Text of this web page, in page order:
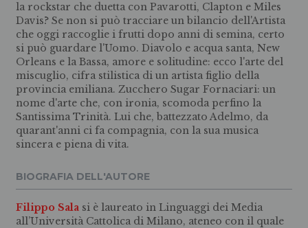
la rockstar che duetta con Pavarotti, Clapton e Miles
Davis? Se non si può tracciare un bilancio dell'Artista
che oggi raccoglie i frutti dopo anni di semina, certo
si può guardare l'Uomo. Diavolo e acqua santa, New
Orleans e la Bassa, amore e solitudine: ecco l'arte del
miscuglio, cifra stilistica di un artista figlio della
provincia emiliana. Zucchero Sugar Fornaciari: un
nome d'arte che, con ironia, scomoda perfino la
Santissima Trinità. Lui che, battezzato Adelmo, da
quarant'anni ci fa compagnia, con la sua musica
sincera e piena di vita.
BIOGRAFIA DELL'AUTORE
Filippo Sala si è laureato in Linguaggi dei Media
all’Università Cattolica di Milano, ateneo con il quale